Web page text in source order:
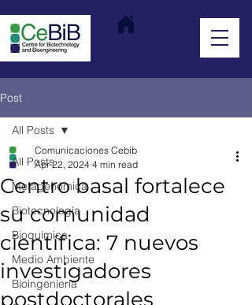
Post
All Posts
Metagenómica
Biotecnología
Bioquímica
Medio Ambiente
Bioingeniería
All Posts
Centro basal fortalece
su comunidad
científica: 7 nuevos
investigadores
postdoctorales
Comunicaciones Cebib
Apr 22, 2024 4 min read